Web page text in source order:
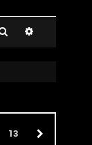
Cerca
13